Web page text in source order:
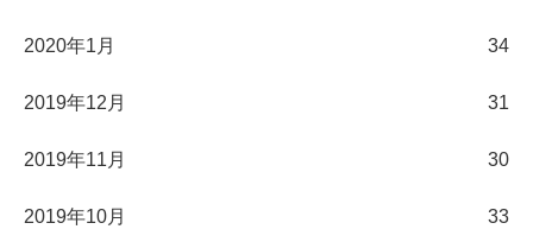
2020年1月 34
2019年12月 31
2019年11月 30
2019年10月 33